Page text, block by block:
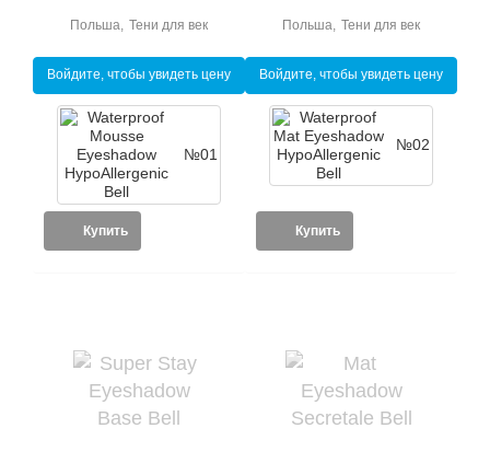
Тени для век
Польша
Войдите, чтобы увидеть цену
№01
Купить
Тени для век
Польша
Войдите, чтобы увидеть цену
№02
Купить